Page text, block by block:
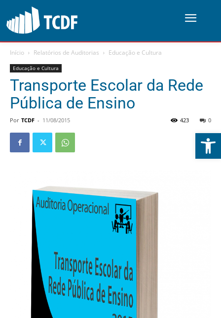
Abrir
Início Relatórios de Auditorias Educação e Cultura
Educação e Cultura
Transporte Escolar da Rede
Pública de Ensino
Por TCDF - 11/08/2015 0
423